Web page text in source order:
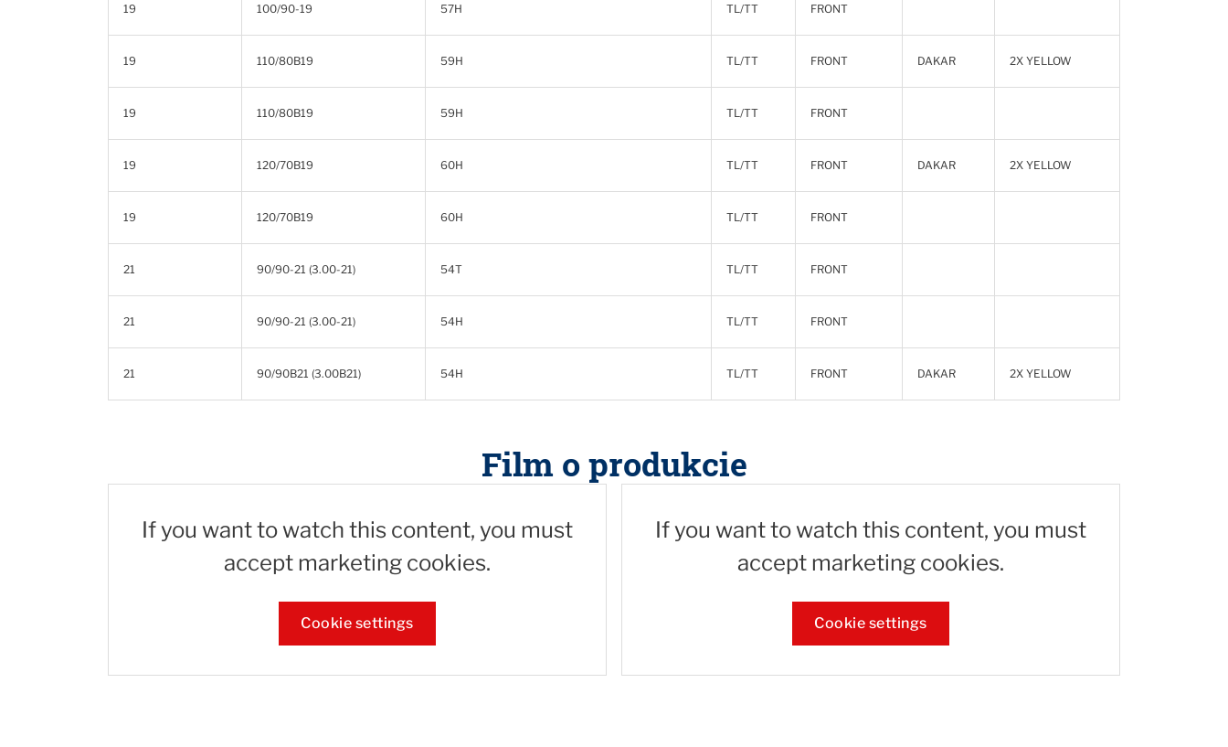
19 100/90-19 57H TL/TT FRONT
19 110/80B19 59H TL/TT FRONT DAKAR 2X YELLOW
19 110/80B19 59H TL/TT FRONT
19 120/70B19 60H TL/TT FRONT DAKAR 2X YELLOW
19 120/70B19 60H TL/TT FRONT
21 90/90-21 (3.00-21) 54T TL/TT FRONT
21 90/90-21 (3.00-21) 54H TL/TT FRONT
21 90/90B21 (3.00B21) 54H TL/TT FRONT DAKAR 2X YELLOW
Film o produkcie
If you want to watch this content, you must
accept marketing cookies.
Cookie settings
If you want to watch this content, you must
accept marketing cookies.
Cookie settings